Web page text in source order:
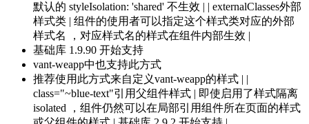
默认的 styleIsolation: 'shared' 不生效 | | externalClasses外部
样式类 | 组件的使用者可以指定这个样式类对应的外部
样式名 ，对应样式名的样式在组件内部生效 |
基础库 1.9.90 开始支持
vant-weapp中也支持此方式
推荐使用此方式来自定义vant-weapp的样式 | |
class="~blue-text"引用父组件样式 | 即使启用了样式隔离
isolated ，组件仍然可以在局部引用组件所在页面的样式